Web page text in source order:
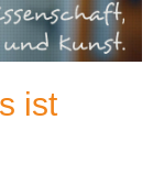
ist